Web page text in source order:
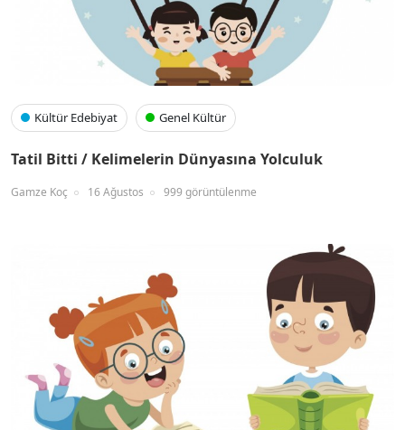
Kültür Edebiyat Genel Kültür
Tatil Bitti / Kelimelerin Dünyasına Yolculuk
Gamze Koç 16 Ağustos 999 görüntülenme